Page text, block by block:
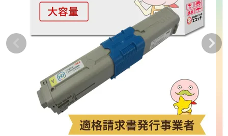
ブラザーインク
詰め替えインク
互換インクボトル
互換インクカートリッジ
再生インクカートリッジ
記事を探す